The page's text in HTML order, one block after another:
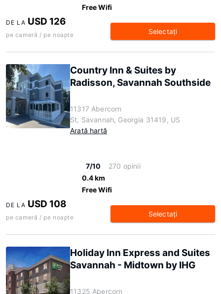
Free Wifi
DE LA USD 126
pe cameră / pe noapte Selectaţi
Country Inn & Suites by
Radisson, Savannah Southside
11317 Abercorn
St, Savannah, Georgia 31419, US
Arată hartă
7/10
270 opinii
0.4 km
Free Wifi
DE LA USD 108
pe cameră / pe noapte Selectaţi
Holiday Inn Express and Suites
Savannah - Midtown by IHG
11325 Abercorn